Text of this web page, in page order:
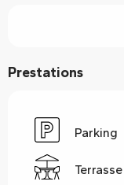
Prestations
Parking
Terrasse